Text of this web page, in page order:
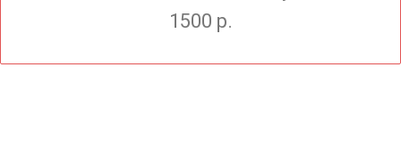
1500 р.